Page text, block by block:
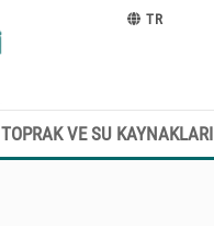
TR
TOPRAK VE SU KAYNAKLARI